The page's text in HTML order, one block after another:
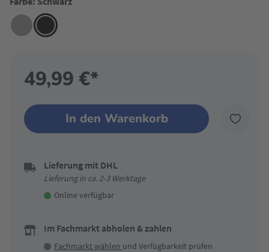
49,99 €*
In den Warenkorb
Lieferung mit DHL
Lieferung in ca. 2-3 Werktage
Online verfügbar
Im Fachmarkt abholen & zahlen
Fachmarkt wählen und Verfügbarkeit prüfen